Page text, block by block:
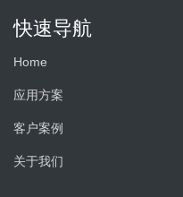
快速导航
Home
应用方案
客户案例
关于我们